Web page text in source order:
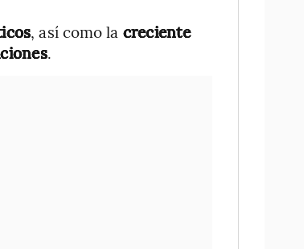
, así como la creciente
.